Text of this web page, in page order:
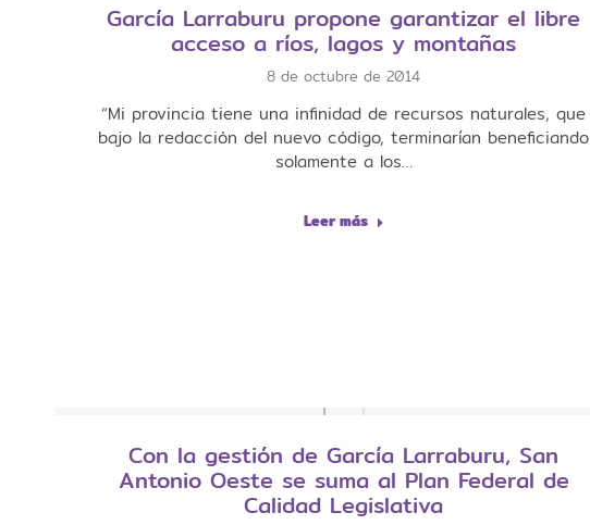
García Larraburu propone garantizar el libre
acceso a ríos, lagos y montañas
8 de octubre de 2014
“Mi provincia tiene una infinidad de recursos naturales, que
bajo la redacción del nuevo código, terminarían beneficiando
solamente a los…
Leer más
Con la gestión de García Larraburu, San
Antonio Oeste se suma al Plan Federal de
Calidad Legislativa